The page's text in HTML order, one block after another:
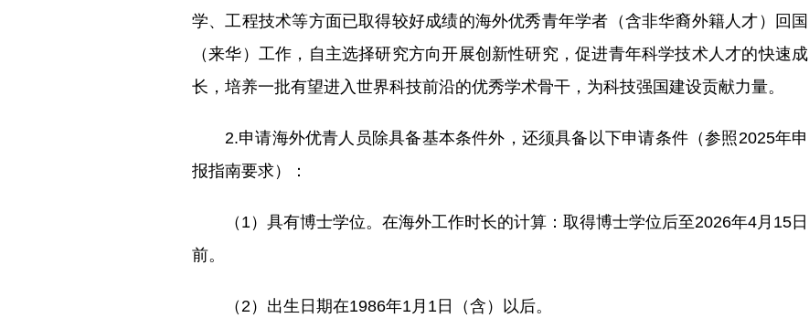
学、工程技术等方面已取得较好成绩的海外优秀青年学者（含非华裔外籍人才）回国
（来华）工作，自主选择研究方向开展创新性研究，促进青年科学技术人才的快速成
长，培养一批有望进入世界科技前沿的优秀学术骨干，为科技强国建设贡献力量。
2.申请海外优青人员除具备基本条件外，还须具备以下申请条件（参照2025年申
报指南要求）：
（1）具有博士学位。在海外工作时长的计算：取得博士学位后至2026年4月15日
前。
（2）出生日期在1986年1月1日（含）以后。